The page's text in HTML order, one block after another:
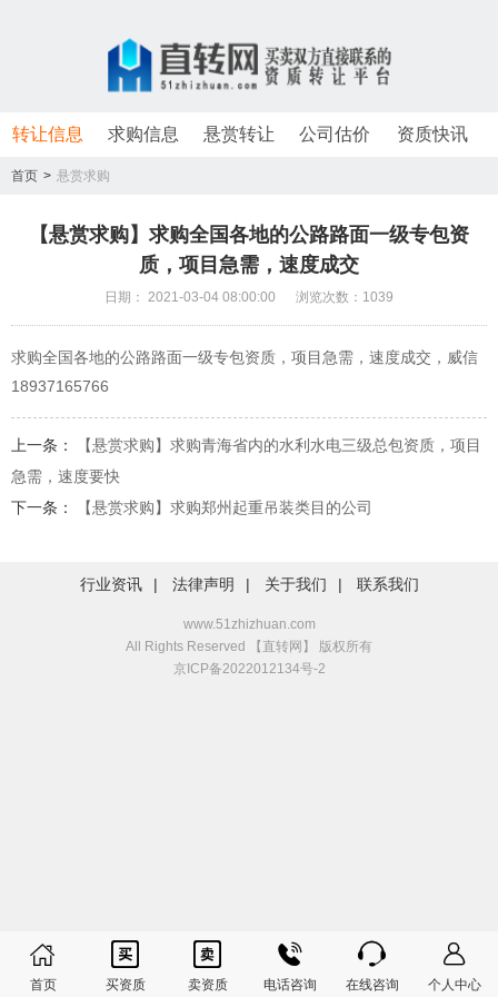
转让信息 求购信息 悬赏转让 公司估价 资质快讯
首页 > 悬赏求购
【悬赏求购】求购全国各地的公路路面一级专包资
质，项目急需，速度成交
日期： 2021-03-04 08:00:00 浏览次数：1039
求购全国各地的公路路面一级专包资质，项目急需，速度成交，威信
18937165766
上一条：
【悬赏求购】求购青海省内的水利水电三级总包资质，项目
急需，速度要快
下一条：
【悬赏求购】求购郑州起重吊装类目的公司
行业资讯 | 法律声明 | 关于我们 | 联系我们
www.51zhizhuan.com
All Rights Reserved 【直转网】 版权所有
京ICP备2022012134号-2

首页

买资质

卖资质

电话咨询

在线咨询

个人中心